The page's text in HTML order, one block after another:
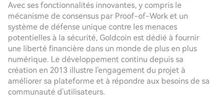
Avec ses fonctionnalités innovantes, y compris le
mécanisme de consensus par Proof-of-Work et un
système de défense unique contre les menaces
potentielles à la sécurité, Goldcoin est dédié à fournir
une liberté financière dans un monde de plus en plus
numérique. Le développement continu depuis sa
création en 2013 illustre l'engagement du projet à
améliorer sa plateforme et à répondre aux besoins de sa
communauté d'utilisateurs.